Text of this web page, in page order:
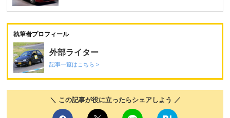
執筆者プロフィール
外部ライター
記事一覧はこちら >
＼ この記事が役に立ったらシェアしよう ／